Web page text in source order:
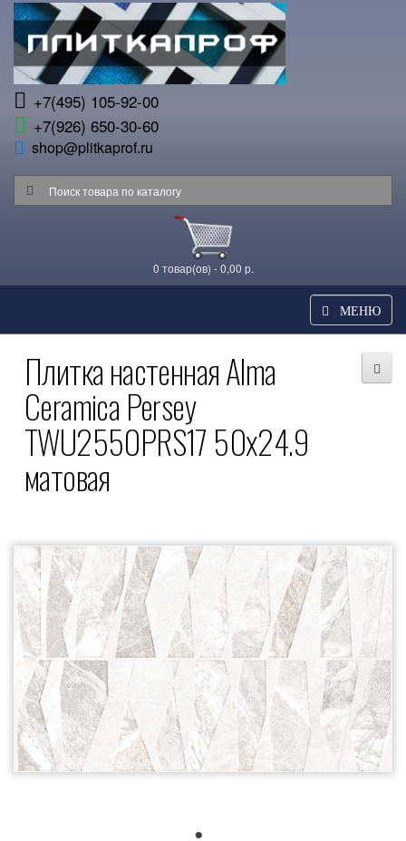
+7(495) 105-92-00
+7(926) 650-30-60
shop@plitkaprof.ru
0 товар(ов) - 0,00 р.
МЕНЮ
Плитка настенная Alma
Ceramica Persey
TWU2550PRS17 50x24.9
матовая